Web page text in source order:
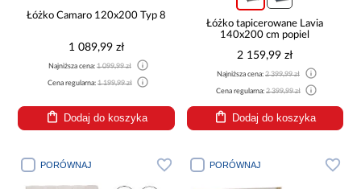
Łóżko Camaro 120x200 Typ 8
1 089,99 zł
Najniższa cena: 1 099,99 zł
Cena regularna: 1 199,99 zł
Dodaj do koszyka
Łóżko tapicerowane Lavia
140x200 cm popiel
2 159,99 zł
Najniższa cena:2 399,99 zł
Cena regularna:2 399,99 zł
Dodaj do koszyka
PORÓWNAJ PORÓWNAJ